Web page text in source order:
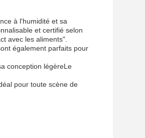
à l'humidité et sa
et certifié selon
avec les aliments".
également parfaits pour
conception légèreLe
pour toute scène de